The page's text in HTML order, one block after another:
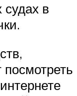
в
посмотреть